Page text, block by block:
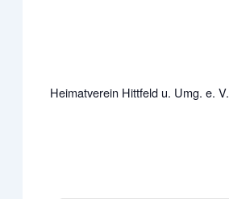
Heimatverein Hittfeld u. Umg. e. V.